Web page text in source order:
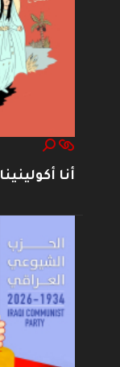
أنا أكولينينا